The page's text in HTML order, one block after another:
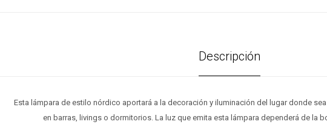
Descripción
Esta lámpara de estilo nórdico aportará a la decoración y iluminación del lugar donde
en barras, livings o dormitorios. La luz que emita esta lámpara dependerá de la